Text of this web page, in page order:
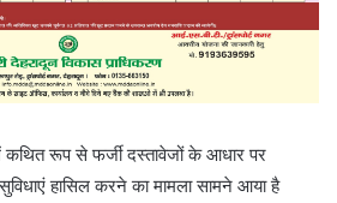
कथित रूप से फर्जी दस्तावेजों के आधार पर
हासिल करने का मामला सामने आया है